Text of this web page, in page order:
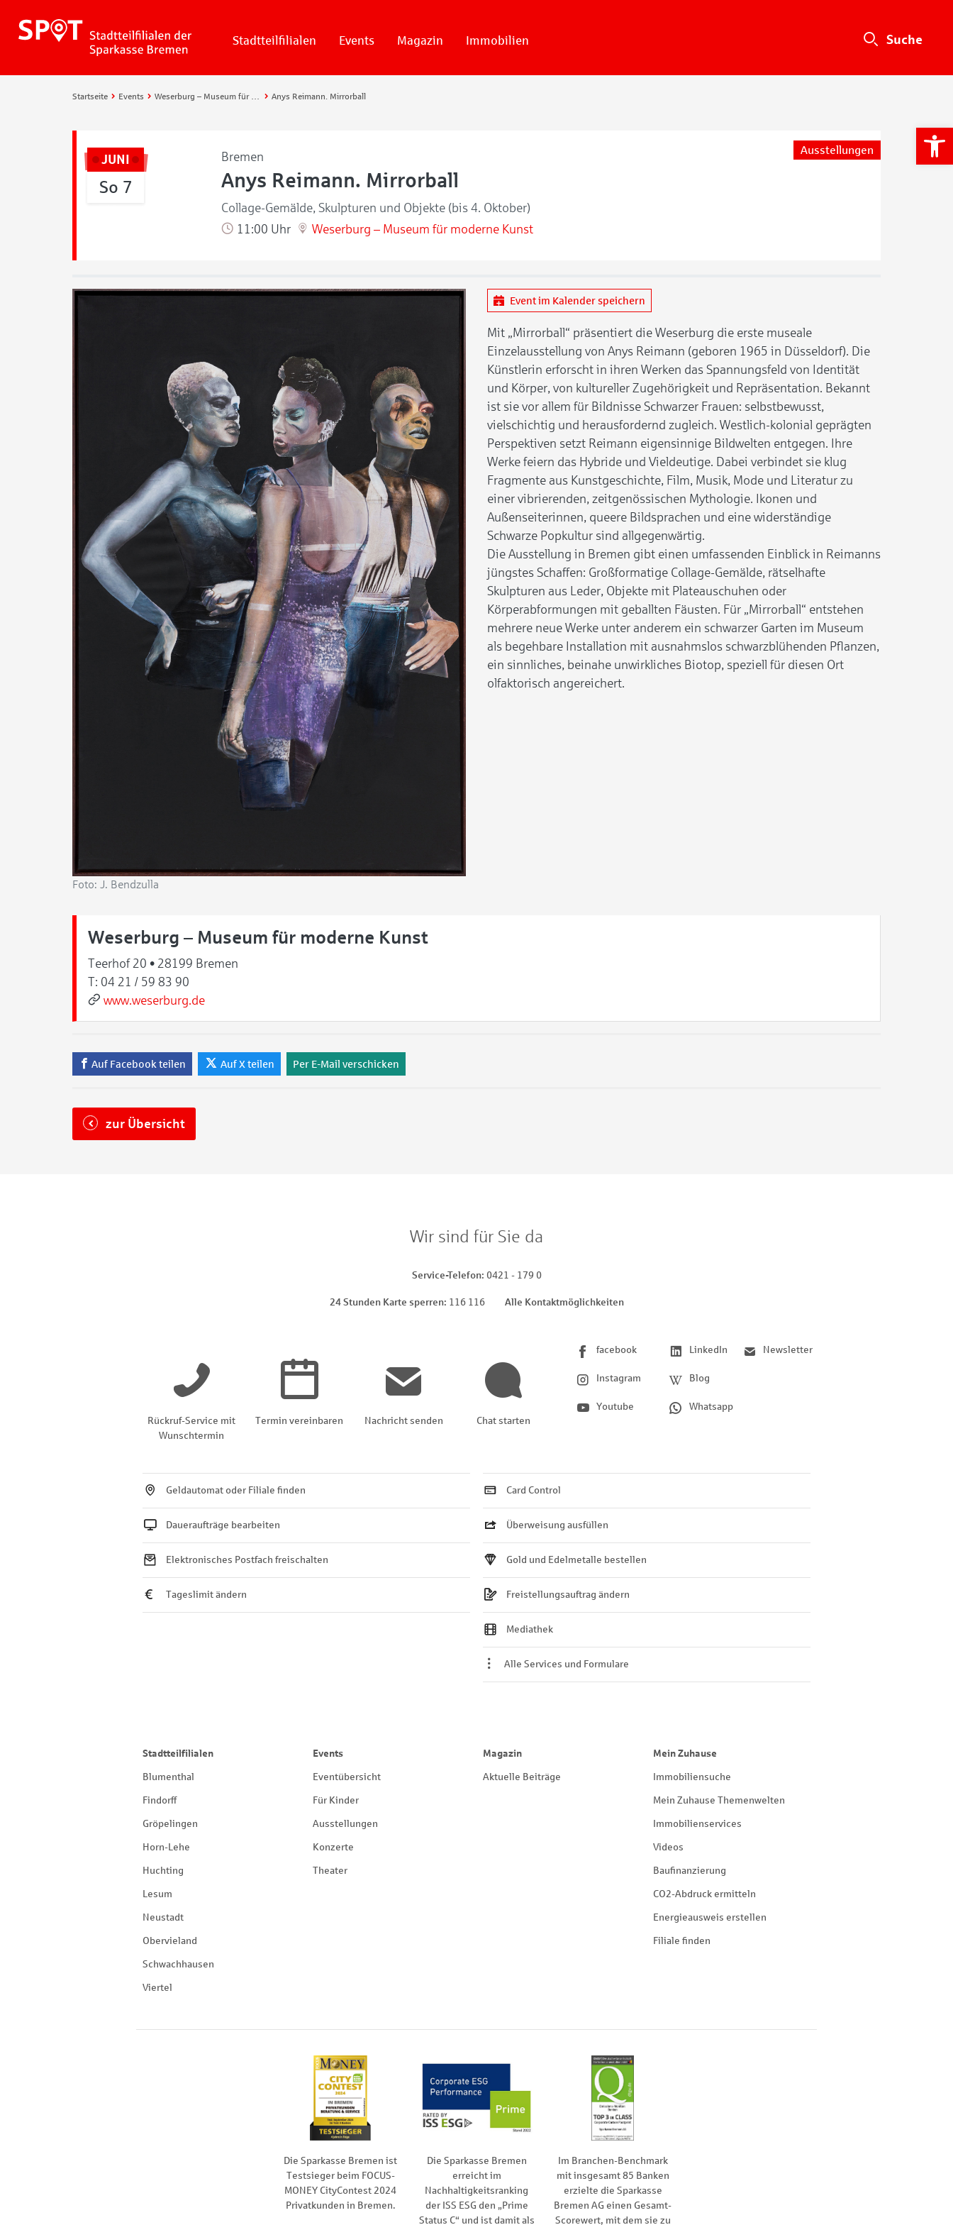
Stadtteilfilialen Events Magazin Immobilien
Startseite Events Weserburg – Museum für moderne Kunst Anys Reimann. Mirrorball
JUNI
So 7
Bremen Ausstellungen
Anys Reimann. Mirrorball
Collage-Gemälde, Skulpturen und Objekte (bis 4. Oktober)
11:00 Uhr
Weserburg – Museum für moderne Kunst
Foto: J. Bendzulla
Event im Kalender speichern
Mit „Mirrorball“ präsentiert die Weserburg die erste museale
Einzelausstellung von Anys Reimann (geboren 1965 in Düsseldorf). Die
Künstlerin erforscht in ihren Werken das Spannungsfeld von Identität
und Körper, von kultureller Zugehörigkeit und Repräsentation. Bekannt
ist sie vor allem für Bildnisse Schwarzer Frauen: selbstbewusst,
vielschichtig und herausfordernd zugleich. Westlich-kolonial geprägten
Perspektiven setzt Reimann eigensinnige Bildwelten entgegen. Ihre
Werke feiern das Hybride und Vieldeutige. Dabei verbindet sie klug
Fragmente aus Kunstgeschichte, Film, Musik, Mode und Literatur zu
einer vibrierenden, zeitgenössischen Mythologie. Ikonen und
Außenseiterinnen, queere Bildsprachen und eine widerständige
Schwarze Popkultur sind allgegenwärtig.
Die Ausstellung in Bremen gibt einen umfassenden Einblick in Reimanns
jüngstes Schaffen: Großformatige Collage-Gemälde, rätselhafte
Skulpturen aus Leder, Objekte mit Plateauschuhen oder
Körperabformungen mit geballten Fäusten. Für „Mirrorball“ entstehen
mehrere neue Werke unter anderem ein schwarzer Garten im Museum
als begehbare Installation mit ausnahmslos schwarzblühenden Pflanzen,
ein sinnliches, beinahe unwirkliches Biotop, speziell für diesen Ort
olfaktorisch angereichert.
Weserburg – Museum für moderne Kunst
Teerhof 20 • 28199 Bremen
T: 04 21 / 59 83 90
www.weserburg.de
Auf Facebook teilen Auf X teilen Per E-Mail verschicken
zur Übersicht
Wir sind für Sie da
Service-Telefon 0421 - 179 0
24 Stunden Karte sperren 116 116 Alle Kontaktmöglichkeiten
Rückruf-Service mit
Wunschtermin
Termin vereinbaren Nachricht senden Chat starten
facebook
Instagram
Youtube
LinkedIn
Blog
Whatsapp
Newsletter
Geldautomat oder Filiale finden
Daueraufträge bearbeiten
Elektronisches Postfach freischalten
Tageslimit ändern
Card Control
Überweisung ausfüllen
Gold und Edelmetalle bestellen
Freistellungsauftrag ändern
Mediathek
Alle Services und Formulare
Stadtteilfilialen
Blumenthal
Findorff
Gröpelingen
Horn-Lehe
Huchting
Lesum
Neustadt
Obervieland
Schwachhausen
Viertel
Events
Eventübersicht
Für Kinder
Ausstellungen
Konzerte
Theater
Magazin
Aktuelle Beiträge
Mein Zuhause
Immobiliensuche
Mein Zuhause Themenwelten
Immobilienservices
Videos
Baufinanzierung
CO2-Abdruck ermitteln
Energieausweis erstellen
Filiale finden
Die Sparkasse Bremen ist
Testsieger beim FOCUS-
MONEY CityContest 2024
Privatkunden in Bremen.
Die Sparkasse Bremen
erreicht im
Nachhaltigkeitsranking
der ISS ESG den „Prime
Status C“ und ist damit als
Im Branchen-Benchmark
mit insgesamt 85 Banken
erzielte die Sparkasse
Bremen AG einen Gesamt-
Scorewert, mit dem sie zu